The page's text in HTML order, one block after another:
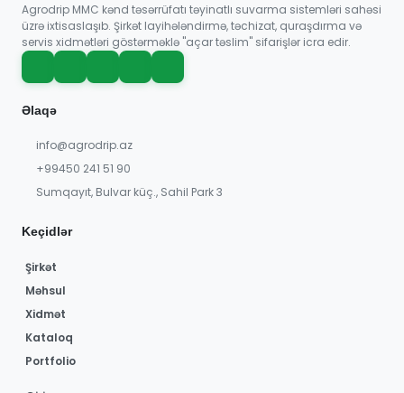
Agrodrip MMC kənd təsərrüfatı təyinatlı suvarma sistemləri sahəsi
üzrə ixtisaslaşıb. Şirkət layihələndirmə, təchizat, quraşdırma və
servis xidmətləri göstərməklə "açar təslim" sifarişlər icra edir.
Əlaqə
info@agrodrip.az
+99450 241 51 90
Sumqayıt, Bulvar küç., Sahil Park 3
Keçidlər
Şirkət
Məhsul
Xidmət
Kataloq
Portfolio